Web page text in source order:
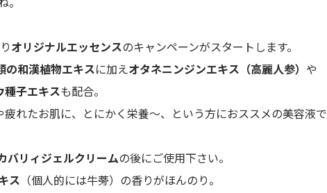
オリジナルエッセンスのキャンペーンがスタートします。
の和漢植物エキスに加えオタネニンジンエキス（高麗人参）や
種子エキスも配合。
疲れたお肌に、とにかく栄養～、という方におススメの美容液で
バリィジェルクリームの後にご使用下さい。
ス （個人的には牛蒡）の香りがほんのり。